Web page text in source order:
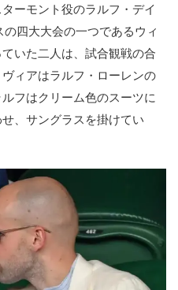
ーモント役のラルフ・デイ
四大大会の一つであるウィ
いた二人は、試合観戦の合
ィアはラルフ・ローレンの
フはクリーム色のスーツに
、サングラスを掛けてい